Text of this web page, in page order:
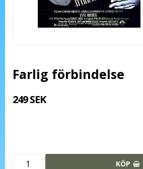
Farlig förbindelse
249 SEK
KÖP